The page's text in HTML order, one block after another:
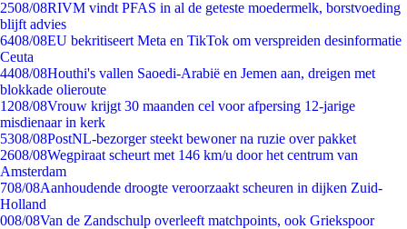
2508/08RIVM vindt PFAS in al de geteste moedermelk, borstvoeding
blijft advies
6408/08EU bekritiseert Meta en TikTok om verspreiden desinformatie
Ceuta
4408/08Houthi's vallen Saoedi-Arabië en Jemen aan, dreigen met
blokkade olieroute
1208/08Vrouw krijgt 30 maanden cel voor afpersing 12-jarige
misdienaar in kerk
5308/08PostNL-bezorger steekt bewoner na ruzie over pakket
2608/08Wegpiraat scheurt met 146 km/u door het centrum van
Amsterdam
708/08Aanhoudende droogte veroorzaakt scheuren in dijken Zuid-
Holland
008/08Van de Zandschulp overleeft matchpoints, ook Griekspoor